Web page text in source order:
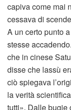
capiva come mai
cessava di
A un certo punto
stesse
che in cinese
disse che lassù
ciò spiegava
la verità
tutti». Dalle bugie